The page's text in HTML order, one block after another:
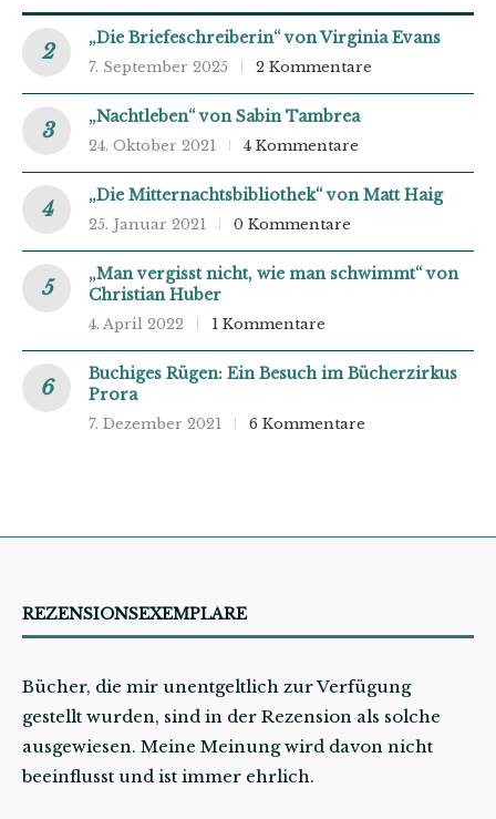
„Die Briefeschreiberin“ von Virginia Evans
7. September 2025 2 Kommentare
„Nachtleben“ von Sabin Tambrea
24. Oktober 2021 4 Kommentare
„Die Mitternachtsbibliothek“ von Matt Haig
25. Januar 2021 0 Kommentare
„Man vergisst nicht, wie man schwimmt“ von
Christian Huber
4. April 2022 1 Kommentare
Buchiges Rügen: Ein Besuch im Bücherzirkus
Prora
7. Dezember 2021 6 Kommentare
REZENSIONSEXEMPLARE
Bücher, die mir unentgeltlich zur Verfügung
gestellt wurden, sind in der Rezension als solche
ausgewiesen. Meine Meinung wird davon nicht
beeinflusst und ist immer ehrlich.